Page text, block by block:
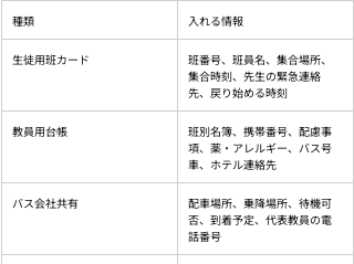
種類 入れる情報
生徒用班カード
班番号、班員名、集合場所、
集合時刻、先生の緊急連絡
先、戻り始める時刻
教員用台帳
班別名簿、携帯番号、配慮事
項、薬・アレルギー、バス号
車、ホテル連絡先
バス会社共有
配車場所、乗降場所、待機可
否、到着予定、代表教員の電
話番号